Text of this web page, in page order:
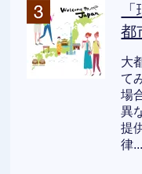
都
大
て
場
異
提
律...